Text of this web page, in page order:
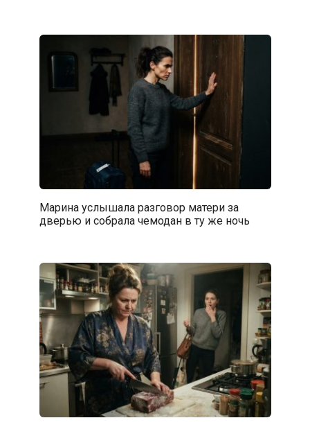
Марина услышала разговор матери за
дверью и собрала чемодан в ту же ночь